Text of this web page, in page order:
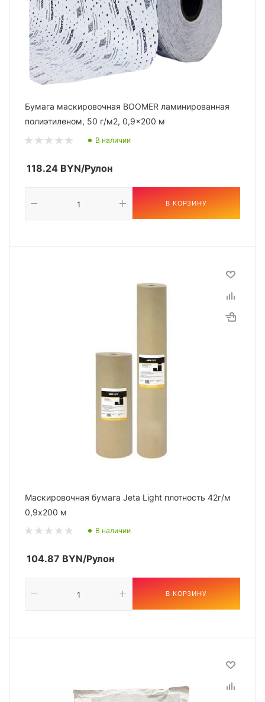
Бумага маскировочная BOOMER ламинированная
полиэтиленом, 50 г/м2, 0,9x200 м
В наличии
118.24 BYN/Рулон
В КОРЗИНУ
Маскировочная бумага Jeta Light плотность 42г/м
0,9х200 м
В наличии
104.87 BYN/Рулон
В КОРЗИНУ